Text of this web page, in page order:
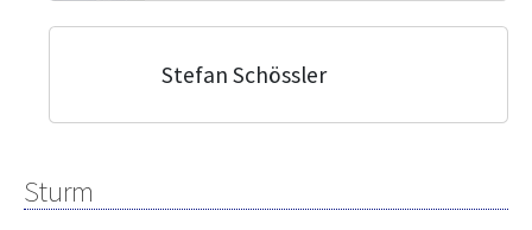
Stefan Schössler
Sturm